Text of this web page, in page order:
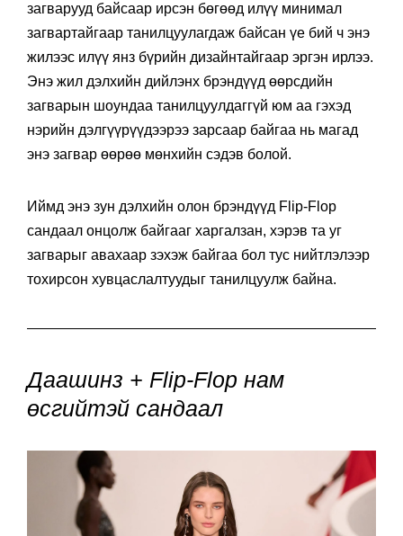
загварууд байсаар ирсэн бөгөөд илүү минимал
загвартайгаар танилцуулагдаж байсан үе бий ч энэ
жилээс илүү янз бүрийн дизайнтайгаар эргэн ирлээ.
Энэ жил дэлхийн дийлэнх брэндүүд өөрсдийн
загварын шоундаа танилцуулдаггүй юм аа гэхэд
нэрийн дэлгүүрүүдээрээ зарсаар байгаа нь магад
энэ загвар өөрөө мөнхийн сэдэв болой.
Иймд энэ зун дэлхийн олон брэндүүд Flip-Flop
сандаал онцолж байгааг харгалзан, хэрэв та уг
загварыг авахаар зэхэж байгаа бол тус нийтлэлээр
тохирсон хувцаслалтуудыг танилцуулж байна.
Даашинз + Flip-Flop нам
өсгийтэй сандаал